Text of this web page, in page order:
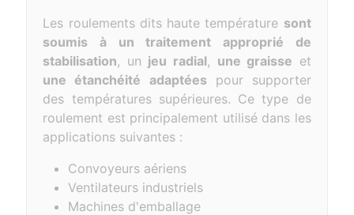
Les roulements dits haute température sont
soumis à un traitement approprié de
stabilisation, un jeu radial, une graisse et
une étanchéité adaptéespour supporter
des températures supérieures. Ce type de
roulement est principalement utilisé dans les
applications suivantes :
Convoyeurs aériens
Ventilateurs industriels
Machines d'emballage